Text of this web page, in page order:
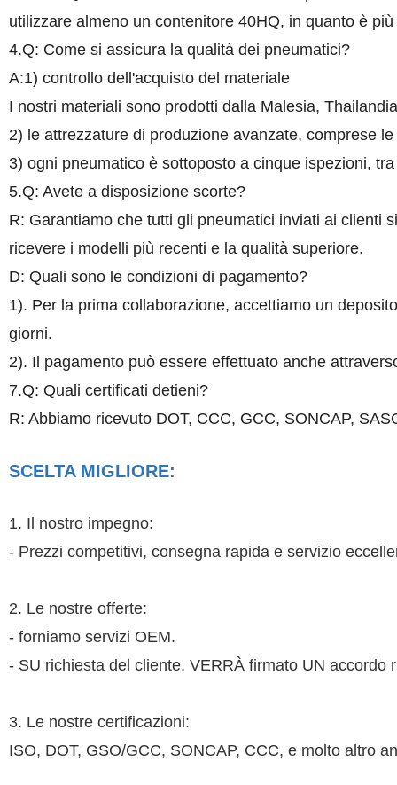
utilizzare almeno un contenitore 40HQ, in quanto è
4.Q: Come si assicura la qualità dei pneumatici?
A:1) controllo dell'acquisto del materiale
I nostri materiali sono prodotti dalla Malesia,
2) le attrezzature di produzione avanzate, comprese
3) ogni pneumatico è sottoposto a cinque ispezioni,
5.Q: Avete a disposizione scorte?
R: Garantiamo che tutti gli pneumatici inviati ai clienti
ricevere i modelli più recenti e la qualità superiore.
D: Quali sono le condizioni di pagamento?
1). Per la prima collaborazione, accettiamo un
giorni.
2). Il pagamento può essere effettuato anche
7.Q: Quali certificati detieni?
R: Abbiamo ricevuto DOT, CCC, GCC, SONCAP,
SCELTA MIGLIORE:
1. Il nostro impegno:
- Prezzi competitivi, consegna rapida e servizio
2. Le nostre offerte:
- forniamo servizi OEM.
- SU richiesta del cliente, VERRÀ firmato UN
3. Le nostre certificazioni:
ISO, DOT, GSO/GCC, SONCAP, CCC, e molto altro